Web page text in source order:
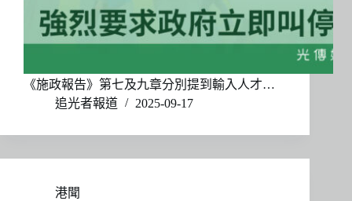
《施政報告》第七及九章分別提到輸入人才…
追光者報道
2025-09-17
港聞